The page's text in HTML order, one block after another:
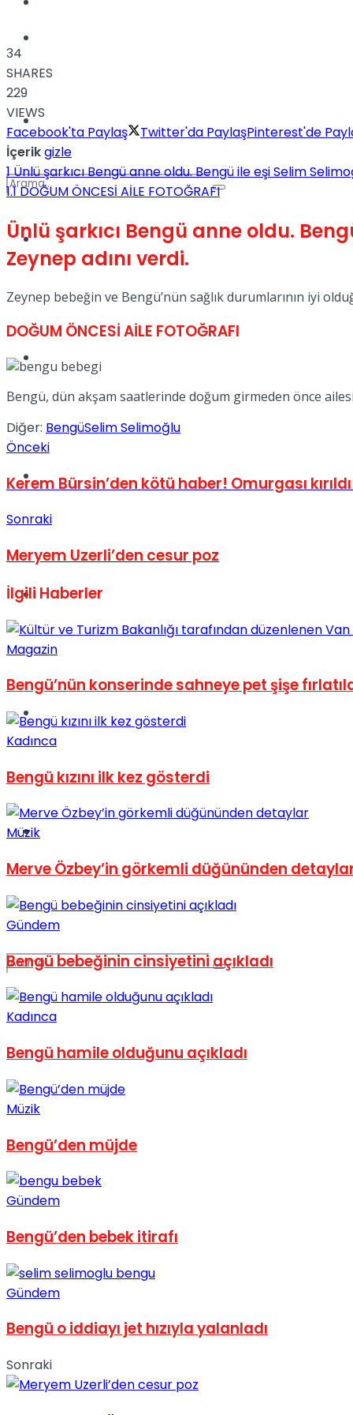
Dünya
Türkiye
Müzik
Sinema
Tatil
Spor
Podcast
No Result
View All Result
No Result
34
SHARES
229
VIEWS
Facebook'ta Paylaş
Twitter'da PaylaşPinterest'de
İçerikgizle
1Ünlü şarkıcı Bengü anne oldu. Bengü ile eşi Selim
1.1 DOĞUM ÖNCESİ AİLE FOTOĞRAFI
Ünlü şarkıcı Bengü anne oldu.
Zeynep adını verdi.
Zeynep bebeğin ve Bengü’nün sağlık durumlarının iyi
DOĞUM ÖNCESİ AİLE FOTOĞRAFI
Bengü, dün akşam saatlerinde doğum girmeden önce
Diğer: BengüSelim Selimoğlu
Önceki
Kerem Bürsin’den kötü haber! Omurgası
Sonraki
Meryem Uzerli’den cesur poz
İlgili Haberler
Magazin
Bengü’nün konserinde sahneye pet şişe
Kadınca
Bengü kızını ilk kez gösterdi
Müzik
Merve Özbey’in görkemli düğününden
Gündem
Bengü bebeğinin cinsiyetini açıkladı
Kadınca
Bengü hamile olduğunu açıkladı
Müzik
Bengü’den müjde
Gündem
Bengü’den bebek itirafı
Gündem
Bengü o iddiayı jet hızıyla yalanladı
Sonraki